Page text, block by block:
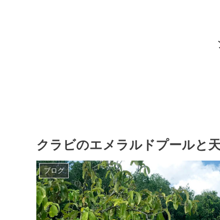
クラビのエメラルドプールと
ブログ